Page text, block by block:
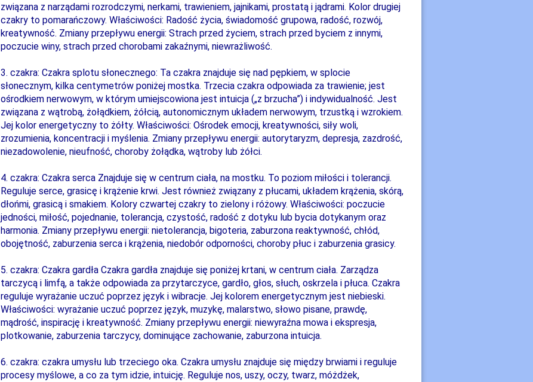
związana z narządami rozrodczymi, nerkami, trawieniem, jajnikami, prostatą i jądrami. Kolor drugiej
czakry to pomarańczowy. Właściwości: Radość życia, świadomość grupowa, radość, rozwój,
kreatywność. Zmiany przepływu energii: Strach przed życiem, strach przed byciem z innymi,
poczucie winy, strach przed chorobami zakaźnymi, niewrażliwość.
3. czakra: Czakra splotu słonecznego: Ta czakra znajduje się nad pępkiem, w splocie
słonecznym, kilka centymetrów poniżej mostka. Trzecia czakra odpowiada za trawienie; jest
ośrodkiem nerwowym, w którym umiejscowiona jest intuicja („z brzucha”) i indywidualność. Jest
związana z wątrobą, żołądkiem, żółcią, autonomicznym układem nerwowym, trzustką i wzrokiem.
Jej kolor energetyczny to żółty. Właściwości: Ośrodek emocji, kreatywności, siły woli,
zrozumienia, koncentracji i myślenia. Zmiany przepływu energii: autorytaryzm, depresja, zazdrość,
niezadowolenie, nieufność, choroby żołądka, wątroby lub żółci.
4. czakra: Czakra serca Znajduje się w centrum ciała, na mostku. To poziom miłości i tolerancji.
Reguluje serce, grasicę i krążenie krwi. Jest również związany z płucami, układem krążenia, skórą,
dłońmi, grasicą i smakiem. Kolory czwartej czakry to zielony i różowy. Właściwości: poczucie
jedności, miłość, pojednanie, tolerancja, czystość, radość z dotyku lub bycia dotykanym oraz
harmonia. Zmiany przepływu energii: nietolerancja, bigoteria, zaburzona reaktywność, chłód,
obojętność, zaburzenia serca i krążenia, niedobór odporności, choroby płuc i zaburzenia grasicy.
5. czakra: Czakra gardła Czakra gardła znajduje się poniżej krtani, w centrum ciała. Zarządza
tarczycą i limfą, a także odpowiada za przytarczyce, gardło, głos, słuch, oskrzela i płuca. Czakra
reguluje wyrażanie uczuć poprzez język i wibracje. Jej kolorem energetycznym jest niebieski.
Właściwości: wyrażanie uczuć poprzez język, muzykę, malarstwo, słowo pisane, prawdę,
mądrość, inspirację i kreatywność. Zmiany przepływu energii: niewyraźna mowa i ekspresja,
plotkowanie, zaburzenia tarczycy, dominujące zachowanie, zaburzona intuicja.
6. czakra: czakra umysłu lub trzeciego oka. Czakra umysłu znajduje się między brwiami i reguluje
procesy myślowe, a co za tym idzie, intuicję. Reguluje nos, uszy, oczy, twarz, móżdżek,